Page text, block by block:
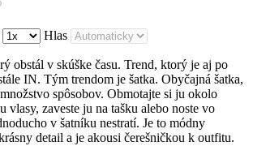
Hlas
obstál v skúške času. Trend, ktorý je aj po
IN. Tým trendom je šatka. Obyčajná šatka,
spôsobov. Obmotajte si ju okolo
vlasy, zaveste ju na tašku alebo noste vo
v šatníku nestratí. Je to módny
detail a je akousi čerešničkou k outfitu.